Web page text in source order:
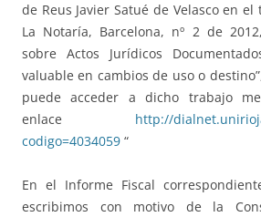
de Reus Javier Satué de Velasco en
La Notaría, Barcelona, nº 2 de
sobre Actos Jurídicos
valuable en cambios de uso o
puede acceder a dicho trabajo
enlace http://
codigo=4034059 “
En el Informe Fiscal
escribimos con motivo de la